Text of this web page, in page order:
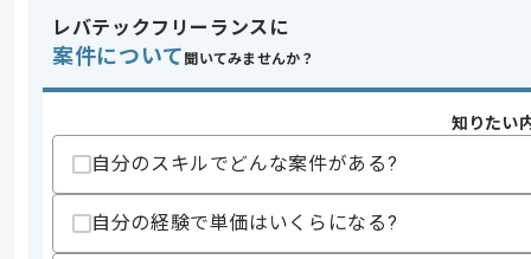
スキル
求めるスキル
・Windows Server構築経験 (AD、
・LinuxサーバのOSバージョンアップ
・ネットワーク障害対応スキル (切り
・SOC 一次対応経験
・ベンダーコントロール経験
歓迎スキル
・ネットワーク構築経験
・Vmwareなどの仮想基盤の知識
レバテックフリーランスに
案件について 聞いてみませんか？
知りたい
自分のスキルでどんな案件がある?
自分の経験で単価はいくらになる?